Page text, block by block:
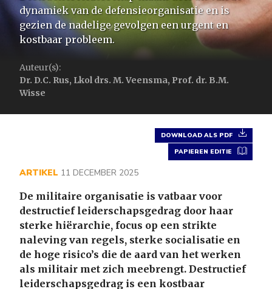
dynamiek van de defensieorganisatie en is
gezien de nadelige gevolgen een urgent en
kostbaar probleem.
Auteur(s):
Dr. D.C. Rus, Lkol drs. M. Veensma, Prof. dr. B.M.
Wisse
DOWNLOAD ALS PDF
PAPIEREN EDITIE
ARTIKEL 11 DECEMBER 2025
De militaire organisatie is vatbaar voor
destructief leiderschapsgedrag door haar
sterke hiërarchie, focus op een strikte
naleving van regels, sterke socialisatie en
de hoge risico’s die de aard van het werken
als militair met zich meebrengt. Destructief
leiderschapsgedrag is een kostbaar